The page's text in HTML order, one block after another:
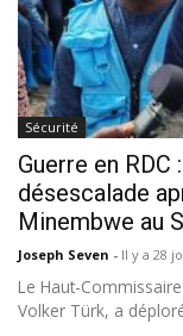
Sécurité
Guerre en
désescalade
Minembwe au
Joseph Seven - Il y a 28
Le Haut-
Volker Türk, a